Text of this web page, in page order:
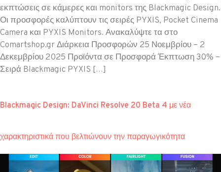
εκπτώσεις σε κάμερες και monitors της Blackmagic Design.
Οι προσφορές καλύπτουν τις σειρές PYXIS, Pocket Cinema
Camera και PYXIS Monitors. Ανακαλύψτε τα στο
Comartshop.gr Διάρκεια Προσφορών 25 Νοεμβρίου – 2
Δεκεμβρίου 2025 Προϊόντα σε Προσφορά Έκπτωση 30% –
Σειρά Blackmagic PYXIS […]
Blackmagic Design: DaVinci Resolve 20 Beta 4 με νέα
χαρακτηριστικά που βελτιώνουν την παραγωγικότητα